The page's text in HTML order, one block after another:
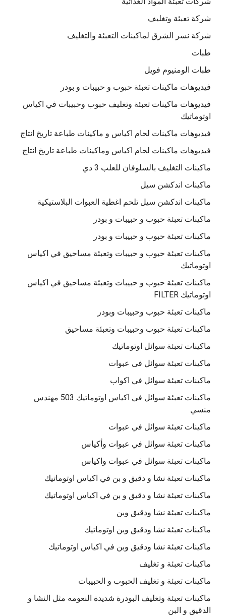
شركة تعبئة وتغليف
شركة نسر الشرق لماكينات التعبئة والتغليف
طبات
طبات الومنيوم فويل
فيديوهات ماكينات تعبئة حبوب و حبيبات و بودر
فيديوهات ماكينات تعبئة وتغليف حبوب وحبيبات في اكياس
اوتوماتيك
فيديوهات ماكينات لحام اكياس و ماكينات طباعة تاريخ انتاج
فيديوهات ماكينات لحام اكياس وماكينات طباعة تاريخ انتاج
ماكينات التغليف بالسلوفان للعلب 3 دي
ماكينات اندكشن سيل
ماكينات اندكشن سيل تلحم اغطية العبوات البلاستيكية
ماكينات تعبئة حبوب و حبيبات و بودر
ماكينات تعبئة حبوب و حبيبات و بودر
ماكينات تعبئة حبوب و حبيبات وتعبئة مساحيق في اكياس
اوتوماتيك
ماكينات تعبئة حبوب و حبيبات وتعبئة مساحيق في اكياس
اوتوماتيك FILTER
ماكينات تعبئة حبوب وحبيبات وبودر
ماكينات تعبئة حبوب وحبيبات وتعبئة مساحيق
ماكينات تعبئة سوائل اوتوماتيك
ماكينات تعبئة سوائل فى عبوات
ماكينات تعبئة سوائل في اكواب
ماكينات تعبئة سوائل في اكياس اوتوماتيك 503 مهندس
منسي
ماكينات تعبئة سوائل في عبوات
ماكينات تعبئة سوائل في عبوات وأكياس
ماكينات تعبئة سوائل في عبوات واكياس
ماكينات تعبئة نشا و دقيق و بن في اكياس اوتوماتيك
ماكينات تعبئة نشا و دقيق و بن في اكياس اوتوماتيك
ماكينات تعبئة نشا ودقيق وبن
ماكينات تعبئة نشا ودقيق وبن اوتوماتيك
ماكينات تعبئة نشا ودقيق وبن في اكياس اوتوماتيك
ماكينات تعبئة و تغليف
ماكينات تعبئة و تغليف الحبوب و الحبيبات
ماكينات تعبئة وتغليف البودرة شديدة النعومه مثل النشا و
الدقيق و البن